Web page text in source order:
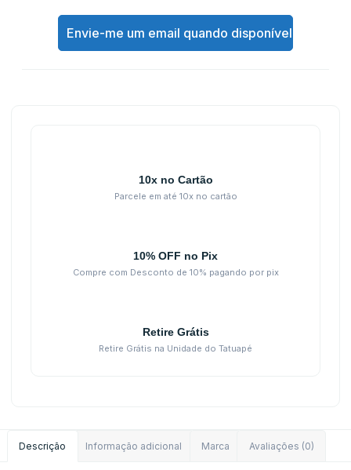
Envie-me um email quando disponível
10x no Cartão
Parcele em até 10x no cartão
10% OFF no Pix
Compre com Desconto de 10% pagando por pix
Retire Grátis
Retire Grátis na Unidade do Tatuapé
Descrição Informação adicional Marca Avaliações (0)